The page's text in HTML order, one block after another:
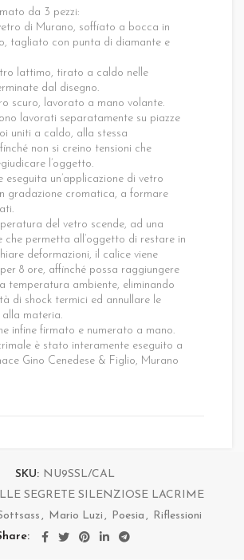
da 3 pezzi:
di Murano, soffiato a bocca in
tagliato con punta di diamante e
lattimo, tirato a caldo nelle
dal disegno.
scuro, lavorato a mano volante.
lavorati separatamente su piazze
uniti a caldo, alla stessa
non si creino tensioni che
l’oggetto.
eseguita un’applicazione di vetro
gradazione cromatica, a formare
del vetro scende, ad una
che permetta all’oggetto di restare in
deformazioni, il calice viene
8 ore, affinché possa raggiungere
temperatura ambiente, eliminando
di shock termici ed annullare le
alla materia.
infine firmato e numerato a mano.
è stato interamente eseguito a
Gino Cenedese & Figlio, Murano
SKU: NU9SSL/CAL
SEGRETE SILENZIOSE LACRIME
, Mario Luzi , Poesia ,
Riflessioni